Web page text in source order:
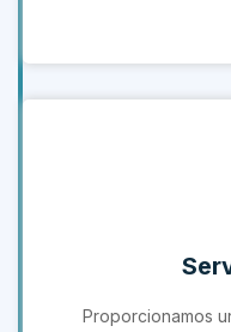
Proporcionamos